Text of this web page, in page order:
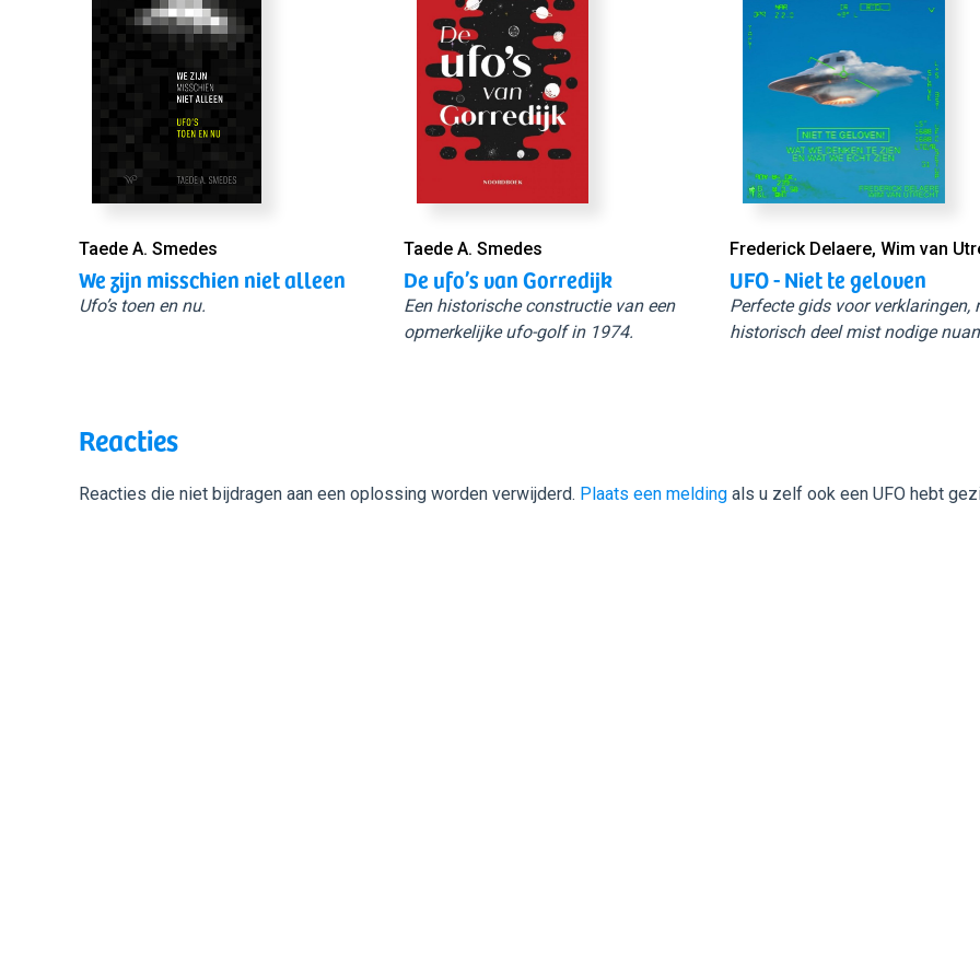
Taede A. Smedes
We zijn misschien niet alleen
Ufo’s toen en nu.
Taede A. Smedes
De ufo’s van Gorredijk
Een historische constructie van een
opmerkelijke ufo-golf in 1974.
Frederick Delaere, Wim van
UFO - Niet te geloven
Perfecte gids voor verklaringen,
historisch deel mist nodige
Reacties
Reacties die niet bijdragen aan een oplossing worden verwijderd. Plaats een melding als u zelf ook een UFO hebt